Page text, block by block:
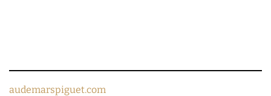
audemarspiguet.com